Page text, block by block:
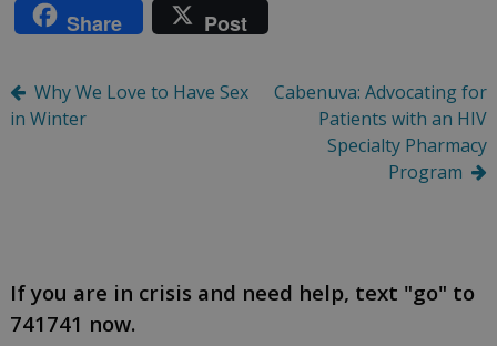
Share Post
Post
navigation
Why We Love to Have Sex
in Winter
Cabenuva: Advocating for
Patients with an HIV
Specialty Pharmacy
Program
If you are in crisis and need help, text "go" to
741741 now.